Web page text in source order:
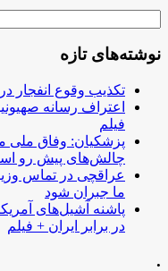
نوشته‌های تازه
تکذیب وقوع انفجار
اعتراف رسانه
فیلم
پزشکیان: وفاق ملی
چالش‌های پیش رو
عراقچی در تماس
ما جبران شود
پاشنه آشیل‌های
در برابر ایران + فیلم
.